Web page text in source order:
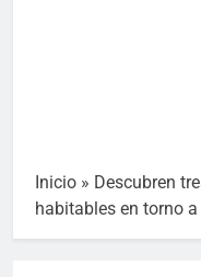
Inicio » Descubren
habitables en torno